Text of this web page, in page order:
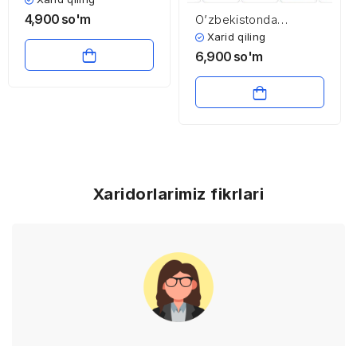
4,900 so'm
O’zbekistonda
pensiya tizimi
Xarid qiling
6,900 so'm
Xaridorlarimiz fikrlari